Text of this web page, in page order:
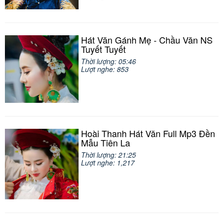
Hát Văn Gánh Mẹ - Chầu Văn NS
Tuyết Tuyết
Thời lượng: 05:46
Lượt nghe: 853
Hoài Thanh Hát Văn Full Mp3 Đền
Mẫu Tiên La
Thời lượng: 21:25
Lượt nghe: 1,217